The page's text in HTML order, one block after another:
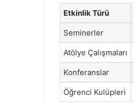
Etkinlik Türü
Seminerler
Atölye Çalışmaları
Konferanslar
Öğrenci Kulüpleri